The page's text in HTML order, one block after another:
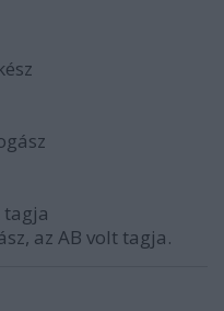
az AB volt tagja.